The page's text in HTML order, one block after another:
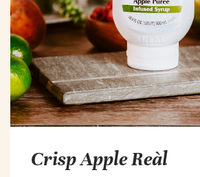
Crisp Apple Reàl